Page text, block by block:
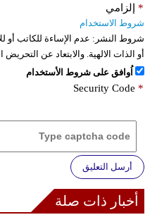
إلزامي *
شروط الاستخدام
شروط النشر: عدم الإساءة للكاتب أو
أو الذات الالهية. والابتعاد عن
اُوافق على شروط الأستخدام
Security Code *
أرسل التعليق
أخبار ذات صلة